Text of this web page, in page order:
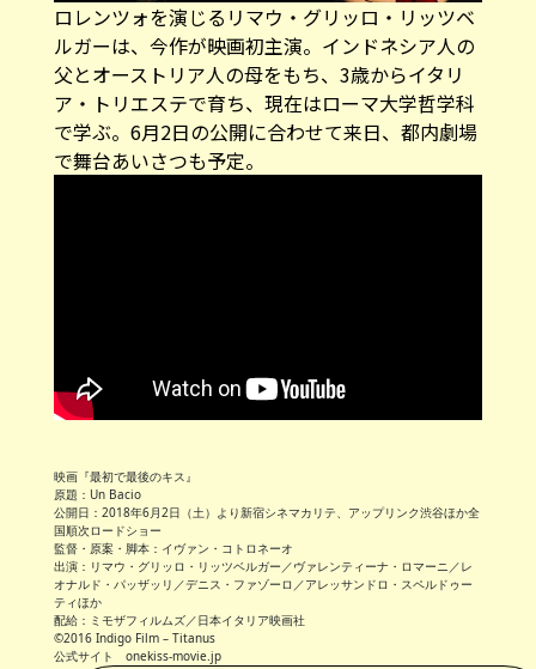
ロレンツォを演じるリマウ・グリッロ・リッツベ
ルガーは、今作が映画初主演。インドネシア人の
父とオーストリア人の母をもち、3歳からイタリ
ア・トリエステで育ち、現在はローマ大学哲学科
で学ぶ。6月2日の公開に合わせて来日、都内劇場
で舞台あいさつも予定。
映画『最初で最後のキス』
原題：Un Bacio
公開日：2018年6月2日（土）より新宿シネマカリテ、アップリンク渋谷ほか全
国順次ロードショー
監督・原案・脚本：イヴァン・コトロネーオ
出演：リマウ・グリッロ・リッツベルガー／ヴァレンティーナ・ロマーニ／レ
オナルド・パッザッリ／デニス・ファゾーロ／アレッサンドロ・スペルドゥー
ティほか
配給：ミモザフィルムズ／日本イタリア映画社
©2016 Indigo Film – Titanus
公式サイト onekiss-movie.jp